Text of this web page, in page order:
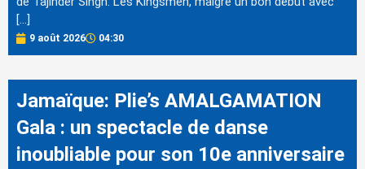
[…]
9 août 2026 04:30
Jamaïque: Plie’s AMALGAMATION
Gala : un spectacle de danse
inoubliable pour son 10e anniversaire